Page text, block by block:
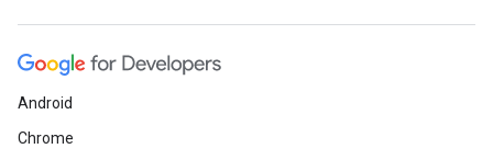
Android
Chrome